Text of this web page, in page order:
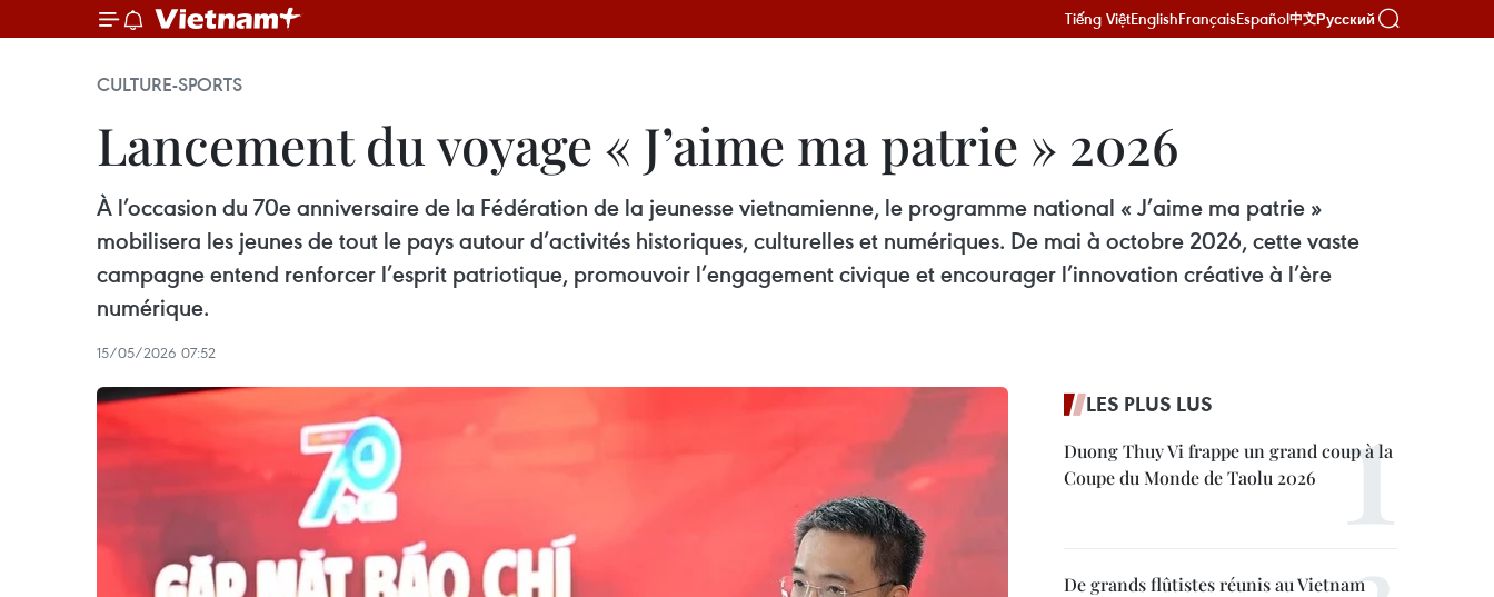
Tiếng ViệtEnglishFrançaisEspañol中文Русский
CULTURE-SPORTS
Lancement du voyage « J’aime ma patrie » 2026
À l’occasion du 70e anniversaire de la Fédération de la jeunesse vietnamienne, le programme national « J’aime ma patrie »
mobilisera les jeunes de tout le pays autour d’activités historiques, culturelles et numériques. De mai à octobre 2026, cette vaste
campagne entend renforcer l’esprit patriotique, promouvoir l’engagement civique et encourager l’innovation créative à l’ère
numérique.
15/05/2026 07:52
LES PLUS LUS
Duong Thuy Vi frappe un grand coup à la
Coupe du Monde de Taolu 2026
De grands flûtistes réunis au Vietnam